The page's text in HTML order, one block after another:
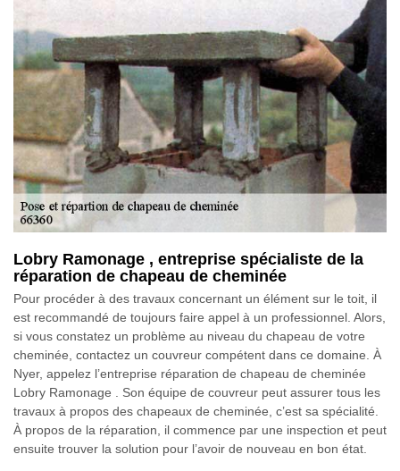
Lobry Ramonage , entreprise spécialiste de la
réparation de chapeau de cheminée
Pour procéder à des travaux concernant un élément sur le toit, il
est recommandé de toujours faire appel à un professionnel. Alors,
si vous constatez un problème au niveau du chapeau de votre
cheminée, contactez un couvreur compétent dans ce domaine. À
Nyer, appelez l’entreprise réparation de chapeau de cheminée
Lobry Ramonage . Son équipe de couvreur peut assurer tous les
travaux à propos des chapeaux de cheminée, c’est sa spécialité.
À propos de la réparation, il commence par une inspection et peut
ensuite trouver la solution pour l’avoir de nouveau en bon état.